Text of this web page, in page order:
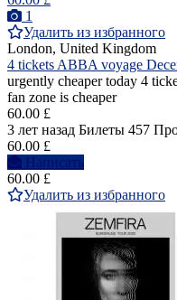
1
Удалить из избранного
London, United Kingdom
4 tickets ABBA voyage
urgently cheaper today 4
fan zone is cheaper
60.00 £
3 лет назад Билеты 457
60.00 £
Написать
60.00 £
Удалить из избранного